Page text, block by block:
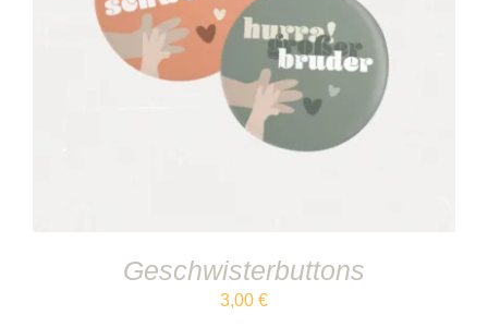
IN DEN WARENKORB / DETAILS
Geschwisterbuttons
3,00 €